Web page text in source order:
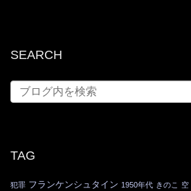
SEARCH
TAG
犯罪 フランケンシュタイン 1950年代 きのこ 空